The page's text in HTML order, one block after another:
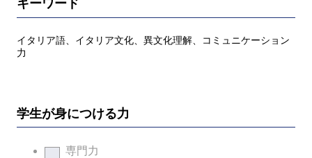
キーワード
イタリア語、イタリア文化、異文化理解、コミュニケーション
力
学生が身につける力
専門力